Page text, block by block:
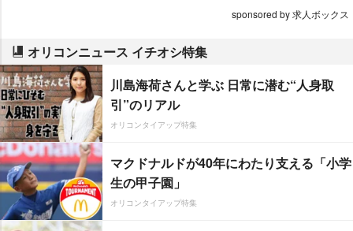
sponsored by 求人ボックス
オリコンニュース イチオシ特集
川島海荷さんと学ぶ 日常に潜む“人身取
引”のリアル
オリコンタイアップ特集
マクドナルドが40年にわたり支える「小学
生の甲子園」
オリコンタイアップ特集